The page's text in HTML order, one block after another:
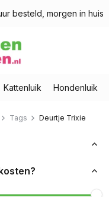
besteld, morgen in huis
Kattenluik Hondenluik
Tags Deurtje Trixie